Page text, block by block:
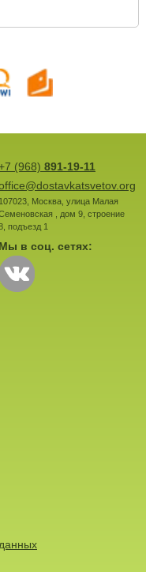
(968) 891-19-11
107023, Москва, улица Малая
, дом 9, строение
подъезд 1
Мы в соц. сетях: